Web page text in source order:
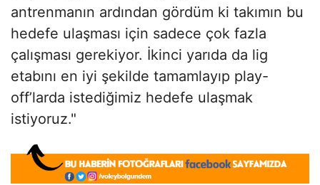
antrenmanın ardından gördüm ki takımın bu
hedefe ulaşması için sadece çok fazla
çalışması gerekiyor. İkinci yarıda da lig
etabını en iyi şekilde tamamlayıp play-
off’larda istediğimiz hedefe ulaşmak
istiyoruz."